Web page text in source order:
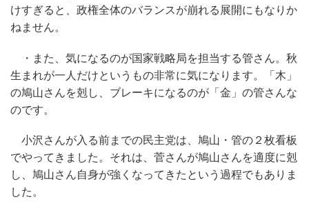
けすぎると、政権全体のバランスが崩れる展開にもなりか
ねません。
・また、気になるのが国家戦略局を担当する管さん。秋
生まれが一人だけというもの非常に気になります。「木」
の鳩山さんを剋し、ブレーキになるのが「金」の管さんな
のです。
小沢さんが入る前までの民主党は、鳩山・管の２枚看板
でやってきました。それは、菅さんが鳩山さんを適度に剋
し、鳩山さん自身が強くなってきたという過程でもありま
した。